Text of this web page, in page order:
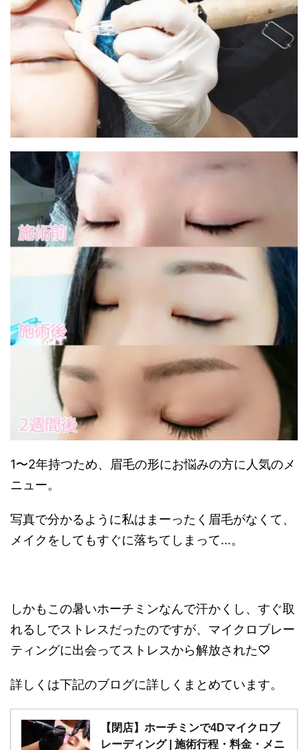
1〜2年持つため、眉毛の形にお悩みの方に人気のメ
ニュー。
写真で分かるように私はまーったく眉毛がなくて、
メイクをしてもすぐに落ちてしまって...。
しかもこの暑いホーチミンなんで汗かくし、すぐ取
れるしでストレスだったのですが、マイクロブレー
ティングに出会ってストレスから解放された♡
詳しくは下記のブログに詳しくまとめています。
【閉店】ホーチミンで4Dマイクロブ
レーディング | 施術行程・料金・メニ